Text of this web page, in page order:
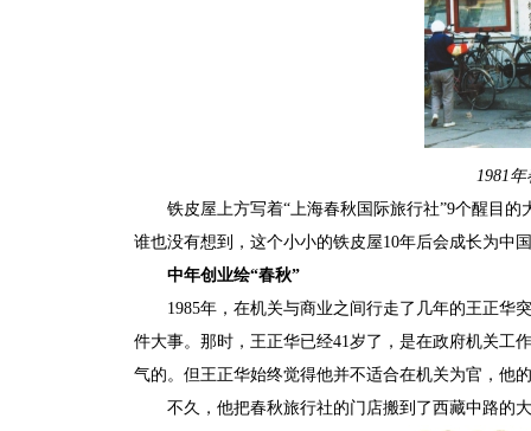
1981
铁皮屋上方写着“上海春秋国际旅行社”9个醒目
谁也没有想到，这个小小的铁皮屋10年后会成长为中
中年创业绘“春秋”
1985年，在机关与商业之间行走了几年的王正华
件大事。那时，王正华已经41岁了，是在政府机关工
气的。但王正华始终觉得他并不适合在机关为官，他
不久，他把春秋旅行社的门店搬到了西藏中路的